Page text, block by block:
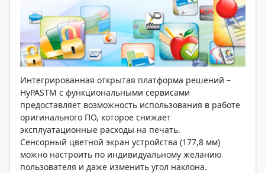
Интегрированная открытая платформа решений –
HyPASTM с функциональными сервисами
предоставляет возможность использования в работе
оригинального ПО, которое снижает
эксплуатационные расходы на печать.
Сенсорный цветной экран устройства (177,8 мм)
можно настроить по индивидуальному желанию
пользователя и даже изменить угол наклона.